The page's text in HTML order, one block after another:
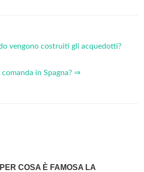
vengono costruiti gli acquedotti?
comanda in Spagna? ⇒
PER COSA È FAMOSA LA